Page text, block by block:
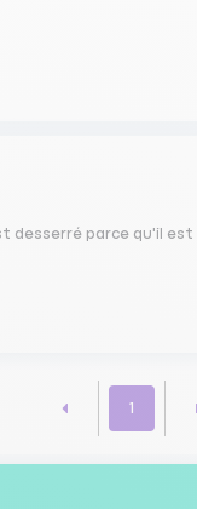
desserré parce qu'il
1